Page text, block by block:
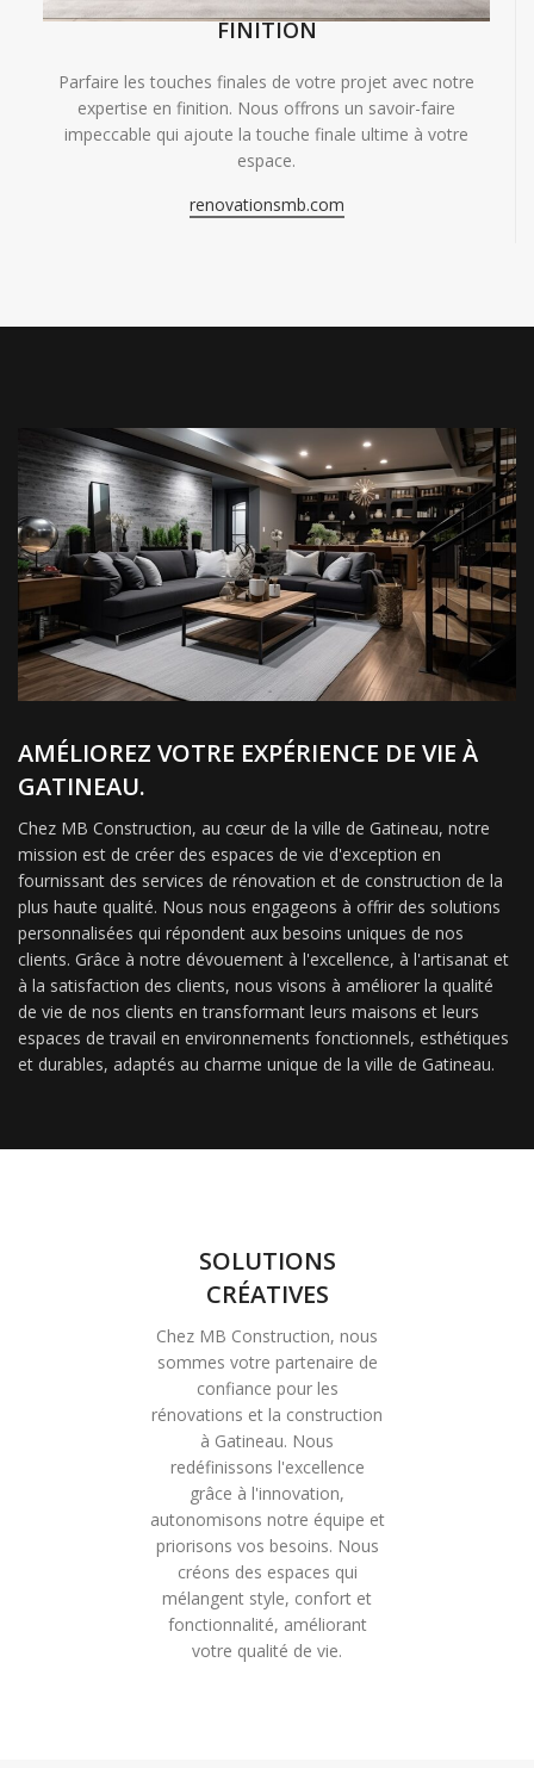
FINITION
Parfaire les touches finales de votre projet avec notre
expertise en finition. Nous offrons un savoir-faire
impeccable qui ajoute la touche finale ultime à votre
espace.
renovationsmb.com
AMÉLIOREZ VOTRE EXPÉRIENCE DE VIE À
GATINEAU.
Chez MB Construction, au cœur de la ville de Gatineau, notre
mission est de créer des espaces de vie d'exception en
fournissant des services de rénovation et de construction de la
plus haute qualité. Nous nous engageons à offrir des solutions
personnalisées qui répondent aux besoins uniques de nos
clients. Grâce à notre dévouement à l'excellence, à l'artisanat et
à la satisfaction des clients, nous visons à améliorer la qualité
de vie de nos clients en transformant leurs maisons et leurs
espaces de travail en environnements fonctionnels, esthétiques
et durables, adaptés au charme unique de la ville de Gatineau.
SOLUTIONS
CRÉATIVES
Chez MB Construction, nous
sommes votre partenaire de
confiance pour les
rénovations et la construction
à Gatineau. Nous
redéfinissons l'excellence
grâce à l'innovation,
autonomisons notre équipe et
priorisons vos besoins. Nous
créons des espaces qui
mélangent style, confort et
fonctionnalité, améliorant
votre qualité de vie.